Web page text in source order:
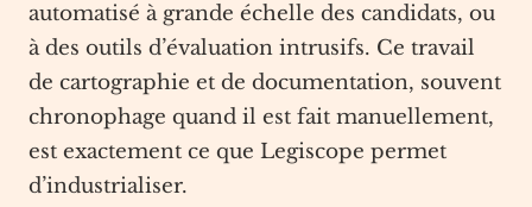
automatisé à grande échelle des candidats, ou
à des outils d’évaluation intrusifs. Ce travail
de cartographie et de documentation, souvent
chronophage quand il est fait manuellement,
est exactement ce que Legiscope permet
d’industrialiser.